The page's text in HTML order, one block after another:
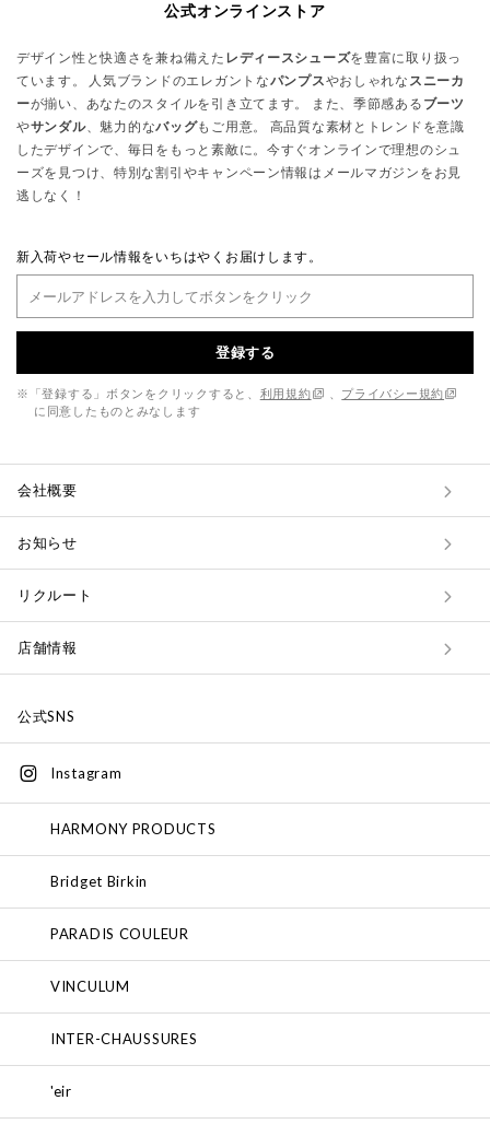
公式オンラインストア
デザイン性と快適さを兼ね備えた レディースシューズを豊富に取り扱っ
ています。 人気ブランドのエレガントなパンプスやおしゃれな スニーカ
ーが揃い、あなたのスタイルを引き立てます。 また、季節感ある ブーツ
やサンダル、魅力的なバッグもご用意。 高品質な素材とトレンドを意識
したデザインで、毎日をもっと素敵に。今すぐオンラインで理想のシュ
ーズを見つけ、特別な割引やキャンペーン情報はメールマガジンをお見
逃しなく！
新入荷やセール情報をいちはやくお届けします。
登録する
※「登録する」ボタンをクリックすると、 利用規約
プライバシー規約
に同意したものとみなします
会社概要
お知らせ
リクルート
店舗情報
公式SNS
Instagram
HARMONY PRODUCTS
Bridget Birkin
PARADIS COULEUR
VINCULUM
INTER-CHAUSSURES
'eir